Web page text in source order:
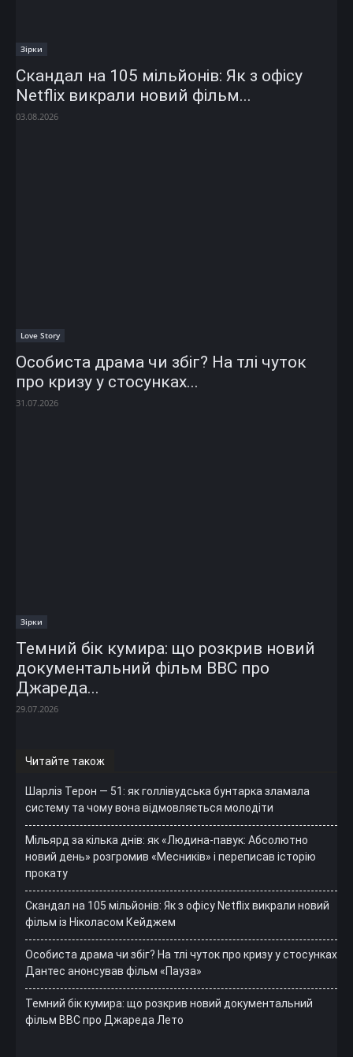
Зірки
Скандал на 105 мільйонів: Як з офісу
Netflix викрали новий фільм...
03.08.2026
Love Story
Особиста драма чи збіг? На тлі чуток
про кризу у стосунках...
31.07.2026
Зірки
Темний бік кумира: що розкрив новий
документальний фільм ВВС про
Джареда...
29.07.2026
Читайте також
Шарліз Терон — 51: як голлівудська бунтарка зламала
систему та чому вона відмовляється молодіти
Мільярд за кілька днів: як «Людина-павук: Абсолютно
новий день» розгромив «Месників» і переписав історію
прокату
Скандал на 105 мільйонів: Як з офісу Netflix викрали новий
фільм із Ніколасом Кейджем
Особиста драма чи збіг? На тлі чуток про кризу у стосунках
Дантес анонсував фільм «Пауза»
Темний бік кумира: що розкрив новий документальний
фільм ВВС про Джареда Лето